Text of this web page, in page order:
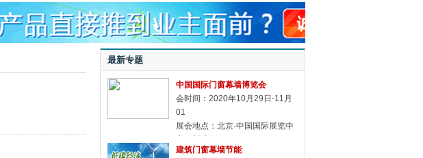
最新专题
中国国际门窗幕墙博览会
会时间：2020年10月29日-11月
01
展会地点：北京·中国国际展览中
建筑门窗幕墙节能